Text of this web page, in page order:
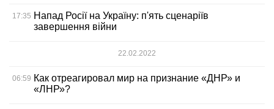
17:35 Напад Росії на Україну: п'ять сценаріїв
завершення війни
22.02.2022
06:59 Как отреагировал мир на признание «ДНР» и
«ЛНР»?